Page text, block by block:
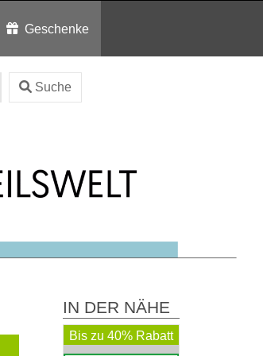
Geschenke
Suche
IN DER NÄHE
Bis zu 40% Rabatt